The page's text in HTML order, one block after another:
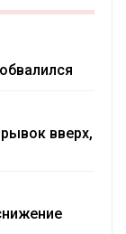
вверх,